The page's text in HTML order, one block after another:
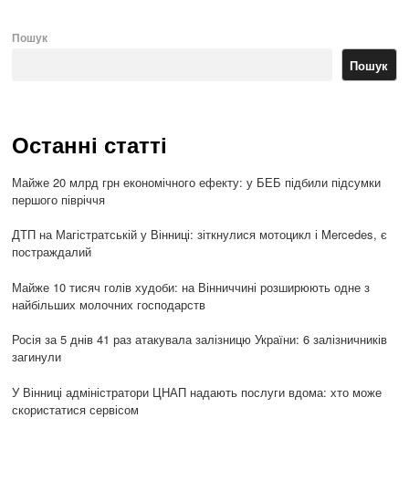
Пошук
Пошук
Останні статті
Майже 20 млрд грн економічного ефекту: у БЕБ підбили підсумки
першого півріччя
ДТП на Магістратській у Вінниці: зіткнулися мотоцикл і Mercedes, є
постраждалий
Майже 10 тисяч голів худоби: на Вінниччині розширюють одне з
найбільших молочних господарств
Росія за 5 днів 41 раз атакувала залізницю України: 6 залізничників
загинули
У Вінниці адміністратори ЦНАП надають послуги вдома: хто може
скористатися сервісом